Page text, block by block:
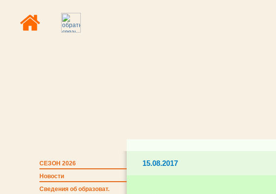
СЕЗОН 2026
Новости
Сведения об образоват.
15.08.2017